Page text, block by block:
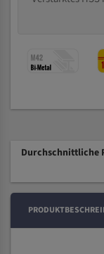
Durchschnittliche